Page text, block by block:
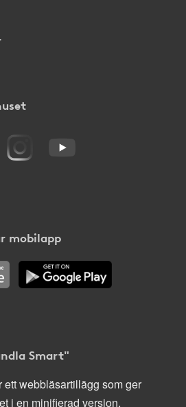
mobilapp
Smart"
ett webbläsartillägg som ger
i en minifierad version,